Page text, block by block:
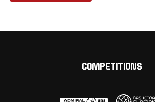
COMPETITIONS